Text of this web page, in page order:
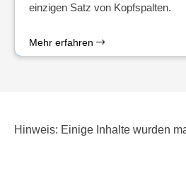
einzigen Satz von Kopfspalten.
Mehr erfahren
Hinweis: Einige Inhalte wurden